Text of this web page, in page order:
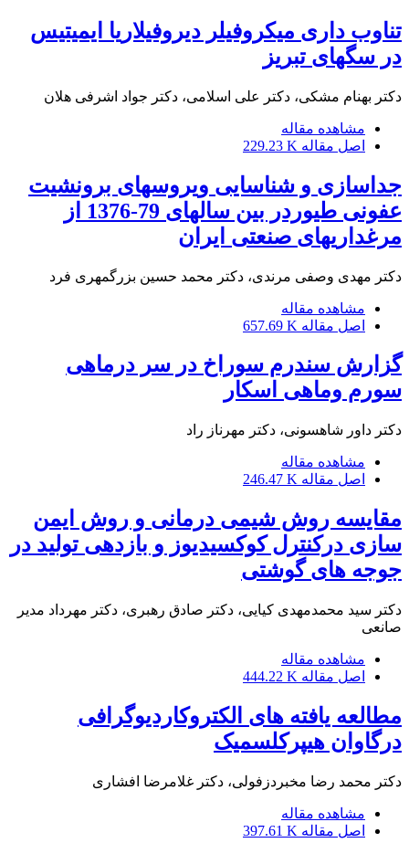
تناوب داری میکروفیلر دیروفیلاریا ایمیتیس
در سگهای تبریز
دکتر بهنام مشکی، دکتر علی اسلامی، دکتر جواد اشرفی هلان
مشاهده مقاله
اصل مقاله 229.23 K
جداسازی و شناسایی ویروسهای برونشیت
عفونی طیوردر بین سالهای 79-1376 از
مرغداریهای صنعتی ایران
دکتر مهدی وصفی مرندی، دکتر محمد حسین بزرگمهری فرد
مشاهده مقاله
اصل مقاله 657.69 K
گزارش سندرم سوراخ در سر درماهی
سورم وماهی اسکار
دکتر داور شاهسونی، دکتر مهرناز راد
مشاهده مقاله
اصل مقاله 246.47 K
مقایسه روش شیمی درمانی و روش ایمن
سازی درکنترل کوکسیدیوز و بازدهی تولید در
جوجه های گوشتی
دکتر سید محمدمهدی کیایی، دکتر صادق رهبری، دکتر مهرداد مدیر
صانعی
مشاهده مقاله
اصل مقاله 444.22 K
مطالعه یافته های الکتروکاردیوگرافی
درگاوان هیپرکلسمیک
دکتر محمد رضا مخبردزفولی، دکتر غلامرضا افشاری
مشاهده مقاله
اصل مقاله 397.61 K